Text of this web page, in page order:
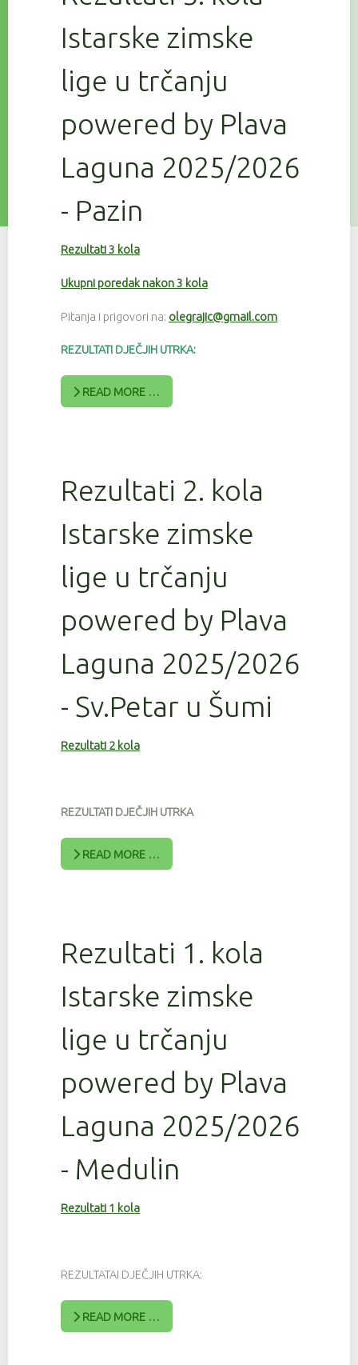
Istarske zimske
lige u trčanju
powered by Plava
Laguna 2025/2026
- Pazin
Rezultati 3 kola
Ukupni poredak nakon 3 kola
Pitanja i prigovori na: olegrajic@gmail.com
REZULTATI DJEČJIH UTRKA:
READ MORE …
Rezultati 2. kola
Istarske zimske
lige u trčanju
powered by Plava
Laguna 2025/2026
- Sv.Petar u Šumi
Rezultati 2 kola
REZULTATI DJEČJIH UTRKA
READ MORE …
Rezultati 1. kola
Istarske zimske
lige u trčanju
powered by Plava
Laguna 2025/2026
- Medulin
Rezultati 1 kola
REZULTATAI DJEČJIH UTRKA:
READ MORE …